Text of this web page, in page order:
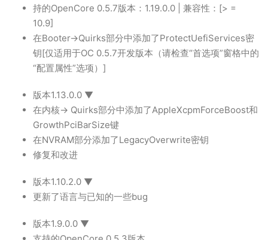
持的OpenCore 0.5.7版本：1.19.0.0 | 兼容性：[> =
10.9]
在Booter->Quirks部分中添加了ProtectUefiServices密
钥[仅适用于OC 0.5.7开发版本（请检查“首选项”窗格中的
“配置属性”选项）]
版本1.13.0.0 ▼
在内核-> Quirks部分中添加了AppleXcpmForceBoost和
GrowthPciBarSize键
在NVRAM部分添加了LegacyOverwrite密钥
修复和改进
版本1.10.2.0 ▼
更新了语言与已知的一些bug
版本1.9.0.0 ▼